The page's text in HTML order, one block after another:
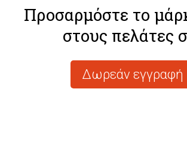
Προσαρμόστε το
στους πελάτες
Δωρεάν εγγραφή